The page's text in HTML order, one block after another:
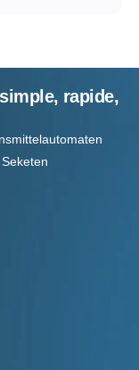
rapide,